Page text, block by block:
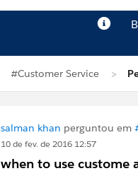
#Customer Service
salman khan perguntou em
10 de fev. de 2016 12:57
when to use custome